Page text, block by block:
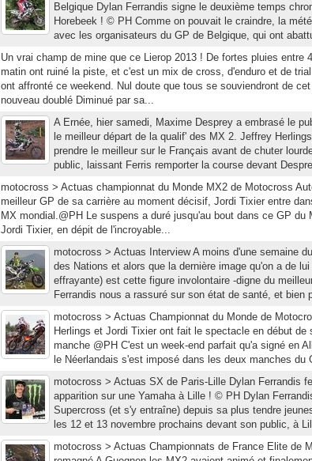
Belgique Dylan Ferrandis signe le deuxième temps
Horebeek ! © PH Comme on pouvait le craindre, la
avec les organisateurs du GP de Belgique, qui ont
Un vrai champ de mine que ce Lierop 2013 ! De fortes pluies entre
matin ont ruiné la piste, et c'est un mix de cross, d'enduro et de
ont affronté ce weekend. Nul doute que tous se souviendront de
nouveau doublé Diminué par sa...
A Ernée, hier samedi, Maxime Desprey a embrasé le
le meilleur départ de la qualif' des MX 2. Jeffrey
prendre le meilleur sur le Français avant de chuter
public, laissant Ferris remporter la course devant
motocross > Actuas championnat du Monde MX2 de Motocross
meilleur GP de sa carrière au moment décisif, Jordi Tixier entre
MX mondial.@PH Le suspens a duré jusqu'au bout dans ce GP
Jordi Tixier, en dépit de l'incroyable...
motocross > Actuas Interview A moins d'une semaine
des Nations et alors que la dernière image qu'on a de
effrayante) est cette figure involontaire -digne du
Ferrandis nous a rassuré sur son état de santé, et bien
motocross > Actuas Championnat du Monde de
Herlings et Jordi Tixier ont fait le spectacle en début de
manche @PH C'est un week-end parfait qu'a signé en
le Néerlandais s'est imposé dans les deux manches du
motocross > Actuas SX de Paris-Lille Dylan Ferrandis
apparition sur une Yamaha à Lille ! © PH Dylan
Supercross (et s'y entraîne) depuis sa plus tendre
les 12 et 13 novembre prochains devant son public, à
motocross > Actuas Championnats de France Elite de